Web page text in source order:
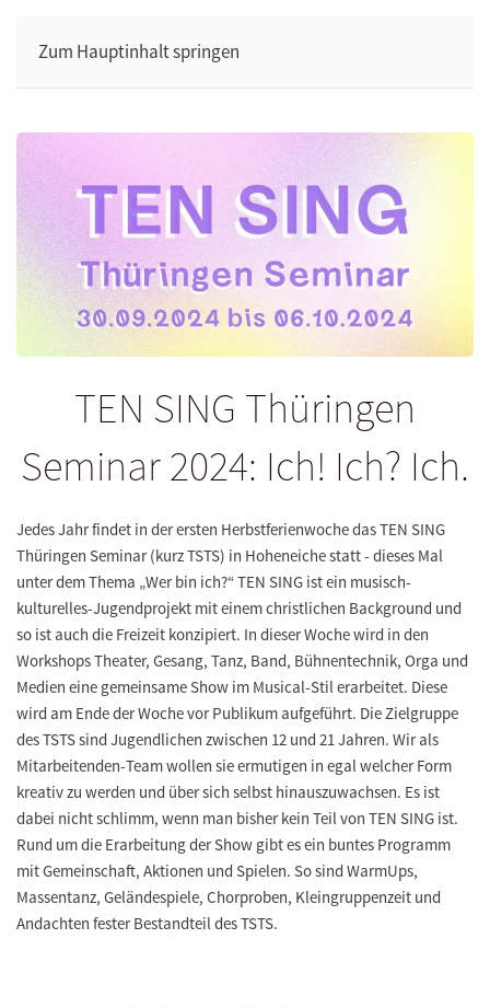
Zum Hauptinhalt springen
TEN SING Thüringen
Seminar 2024: Ich! Ich? Ich.
Jedes Jahr findet in der ersten Herbstferienwoche das TEN SING
Thüringen Seminar (kurz TSTS) in Hoheneiche statt - dieses Mal
unter dem Thema „Wer bin ich?“ TEN SING ist ein musisch-
kulturelles-Jugendprojekt mit einem christlichen Background und
so ist auch die Freizeit konzipiert. In dieser Woche wird in den
Workshops Theater, Gesang, Tanz, Band, Bühnentechnik, Orga und
Medien eine gemeinsame Show im Musical-Stil erarbeitet. Diese
wird am Ende der Woche vor Publikum aufgeführt. Die Zielgruppe
des TSTS sind Jugendlichen zwischen 12 und 21 Jahren. Wir als
Mitarbeitenden-Team wollen sie ermutigen in egal welcher Form
kreativ zu werden und über sich selbst hinauszuwachsen. Es ist
dabei nicht schlimm, wenn man bisher kein Teil von TEN SING ist.
Rund um die Erarbeitung der Show gibt es ein buntes Programm
mit Gemeinschaft, Aktionen und Spielen. So sind WarmUps,
Massentanz, Geländespiele, Chorproben, Kleingruppenzeit und
Andachten fester Bestandteil des TSTS.